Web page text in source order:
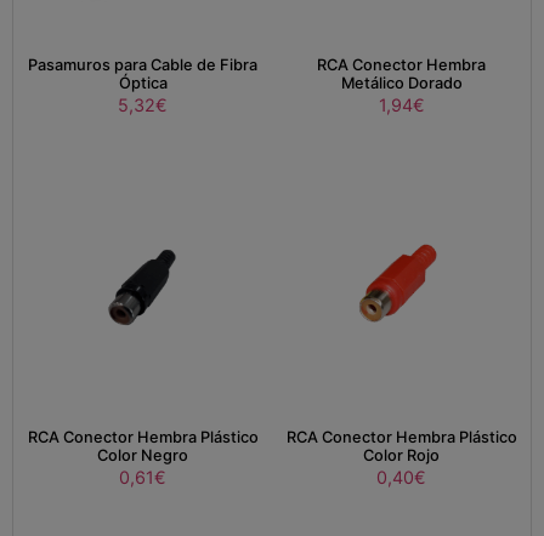
Pasamuros para Cable de Fibra
Óptica
5,32€
RCA Conector Hembra
Metálico Dorado
1,94€
RCA Conector Hembra Plástico
Color Negro
0,61€
RCA Conector Hembra Plástico
Color Rojo
0,40€